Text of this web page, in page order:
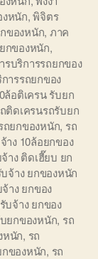
หนัก,พิจิตร
ของหนัก, ภาค
กของหนัก,
รบริการรถยกของ
ารรถยกของ
ล้อติเครน รับยก
ติดเครนรถรับยก
ถยกของหนัก, รถ
าง 10ล้อยกของ
าง ติดเฮี๊ยบ ยก
จ้าง ยกของหนัก
าง ยกของ
บจ้าง ยกของ
ยกของหนัก, รถ
หนัก, รถ
ของหนัก, รถ